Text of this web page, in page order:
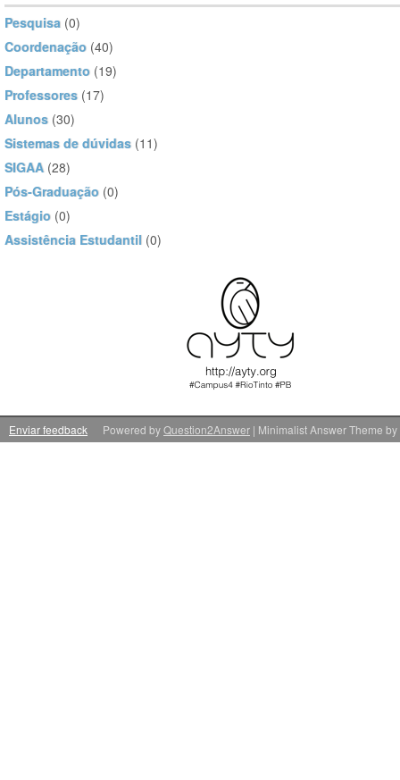
Pesquisa (0)
Coordenação (40)
Departamento (19)
Professores (17)
Alunos (30)
Sistemas de dúvidas (11)
SIGAA (28)
Pós-Graduação (0)
Estágio (0)
Assistência Estudantil (0)
Enviar feedback | Minimalist Answer Theme by
Powered byQuestion2Answer